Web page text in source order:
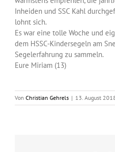
Inheiden und SSC Kahl
lohnt sich.
Es war eine tolle Woche und
dem HSSC-Kindersegeln am
Segelerfahrung zu sammeln.
Eure Miriam (13)
Von Christian Gehrels | 13. August